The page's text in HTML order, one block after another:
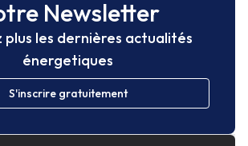
Newsletter
plus les dernières actualités
énergetiques
S'inscrire gratuitement